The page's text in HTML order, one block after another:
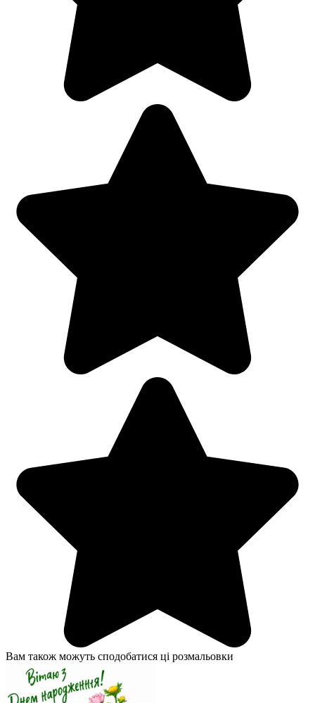
Вам також можуть сподобатися ці розмальовки